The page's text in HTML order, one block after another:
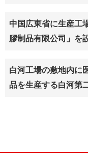
中国広東省に生産工
膠制品有限公司」を
白河工場の敷地内に
品を生産する白河第